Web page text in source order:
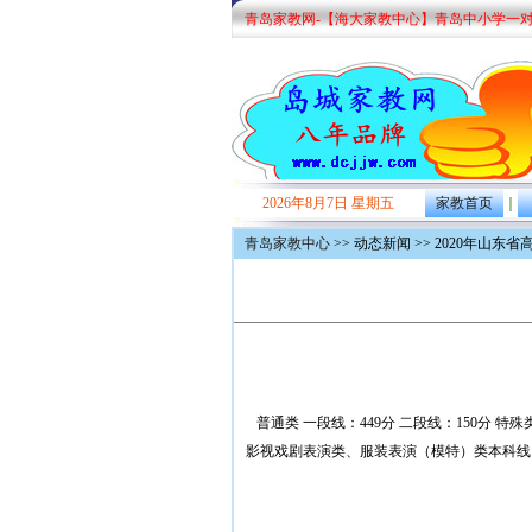
青岛家教网-【海大家教中心】青岛中小学一
2026年8月7日 星期五 家教首页 ｜
青岛家教中心>> 动态新闻 >> 2020年山东省
普通类 一段线：449分 二段线：150分 特殊
影视戏剧表演类、服装表演（模特）类本科